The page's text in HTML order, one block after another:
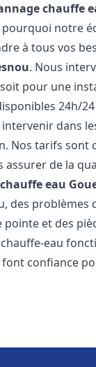
chauffe
notre
à tous vos
. Nous
pour une
24h/
dans
Nos tarifs sont
de la
eau
des problèmes
et des
eau
font confiance